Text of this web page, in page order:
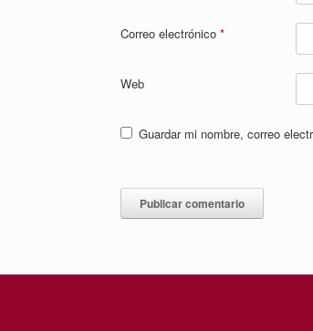
Correo electrónico *
Web
Guardar mi nombre, correo